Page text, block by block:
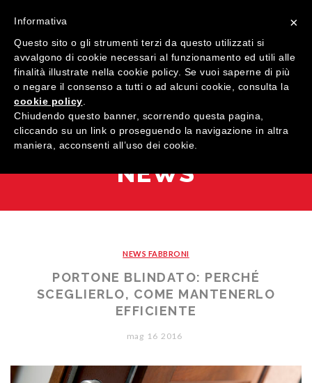
MENU
HOME
QUALITÀ
Legno
Porte
Studio Baciocchi
Massello
Persiane in legno
ARREDI SU MISURA
NEWS
NEWS FABBRONI
PORTONE BLINDATO: PERCHÉ
SCEGLIERLO, COME MANTENERLO
EFFICIENTE
mag 16 2016
×
Informativa
Questo sito o gli strumenti terzi da questo utilizzati si
avvalgono di cookie necessari al funzionamento ed utili alle
finalità illustrate nella cookie policy. Se vuoi saperne di più
o negare il consenso a tutti o ad alcuni cookie, consulta la
cookie policy
Chiudendo questo banner, scorrendo questa pagina,
cliccando su un link o proseguendo la navigazione in altra
maniera, acconsenti all’uso dei cookie.